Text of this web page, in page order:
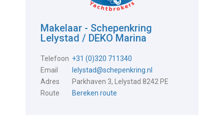
Makelaar - Schepenkring
Lelystad / DEKO Marina
Telefoon +31 (0)320 711340
Email
lelystad@schepenkring.nl
Adres
Parkhaven 3, Lelystad 8242 PE
Route
Bereken route